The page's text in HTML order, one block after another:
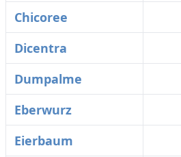
Chicoree
Dicentra
Dumpalme
Eberwurz
Eierbaum